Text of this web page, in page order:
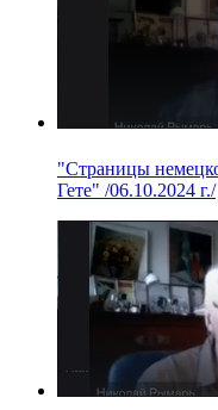
"Страницы
Гете" /06.10.2024 г./